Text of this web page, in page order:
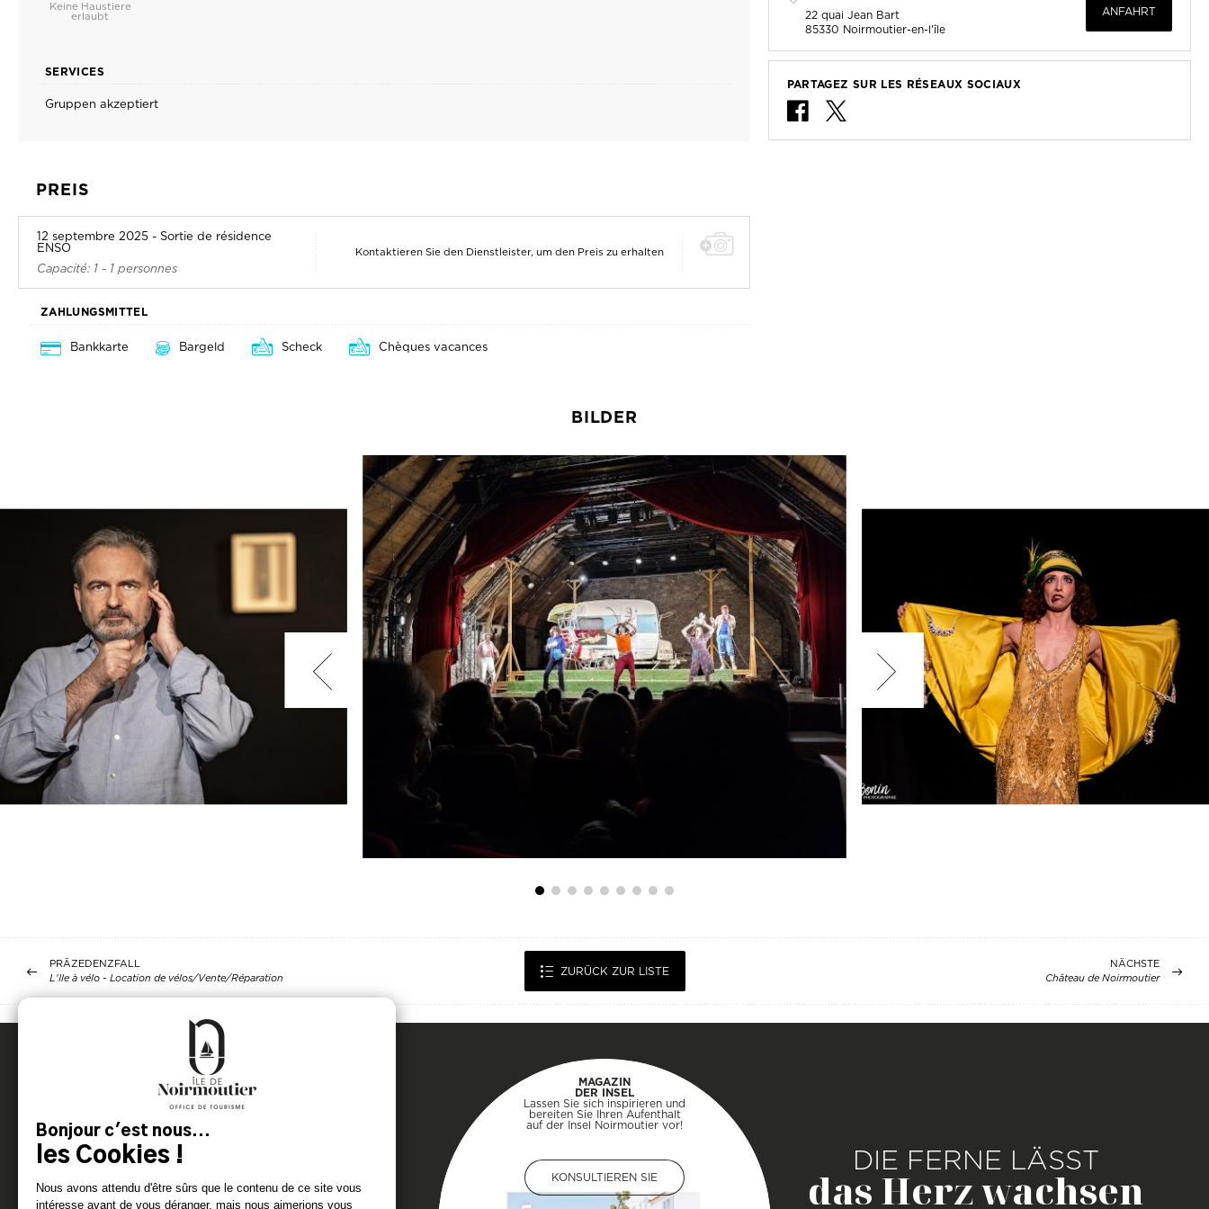
Keine Haustiere
erlaubt
SERVICES
Gruppen akzeptiert
PREIS
12 septembre 2025 - Sortie de résidence
ENSO
Capacité: 1 - 1 personnes
Kontaktieren Sie den Dienstleister, um den Preis zu erhalten
ZAHLUNGSMITTEL
Bankkarte Bargeld Scheck Chèques vacances
22 quai Jean Bart
85330 Noirmoutier-en-l'île
ANFAHRT
PARTAGEZ SUR LES RÉSEAUX SOCIAUX
BILDER
PRÄZEDENZFALL
L'Ile à vélo - Location de vélos/Vente/Réparation
ZURÜCK ZUR LISTE
NÄCHSTE
Château de Noirmoutier
MAGAZIN
DER INSEL
Lassen Sie sich inspirieren und
bereiten Sie Ihren Aufenthalt
auf der Insel Noirmoutier vor!
KONSULTIEREN SIE DIE FERNE LÄSST
das Herz wachsen